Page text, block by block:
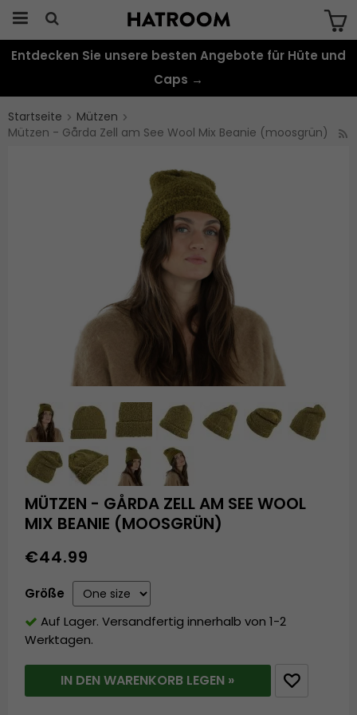
Das Produkt wurde in Ihren Warenkorb
gelegt
Entdecken Sie unsere besten Angebote für Hüte und
Caps →
Startseite
Mützen
Mützen - Gårda Zell am See Wool Mix Beanie (moosgrün)
MÜTZEN - GÅRDA ZELL AM SEE WOOL
MIX BEANIE (MOOSGRÜN)
€44.99
Größe
Auf Lager. Versandfertig innerhalb von 1-2
Werktagen.
IN DEN WARENKORB LEGEN »